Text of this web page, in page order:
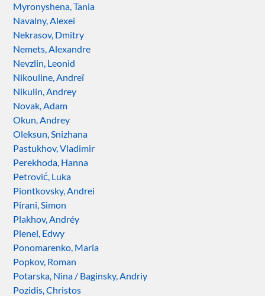
Myronyshena, Tania
Navalny, Alexei
Nekrasov, Dmitry
Nemets, Alexandre
Nevzlin, Leonid
Nikouline, Andreï
Nikulin, Andrey
Novak, Adam
Okun, Andrey
Oleksun, Snizhana
Pastukhov, Vladimir
Perekhoda, Hanna
Petrović, Luka
Piontkovsky, Andrei
Pirani, Simon
Plakhov, Andréy
Plenel, Edwy
Ponomarenko, Maria
Popkov, Roman
Potarska, Nina / Baginsky, Andriy
Pozidis, Christos